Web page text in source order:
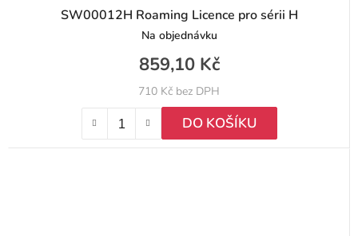
SW00012H Roaming Licence pro sérii H
Na objednávku
710 Kč bez DPH
859,10 Kč
DO KOŠÍKU